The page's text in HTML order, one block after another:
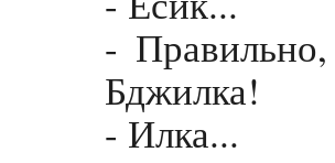
-
Бджилка!
- Илка...